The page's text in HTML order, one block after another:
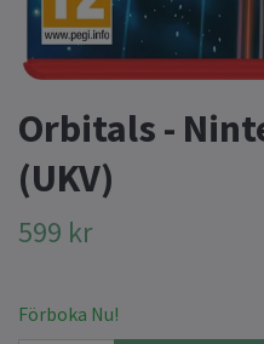
Orbitals -
(UKV)
599 kr
Förboka Nu!